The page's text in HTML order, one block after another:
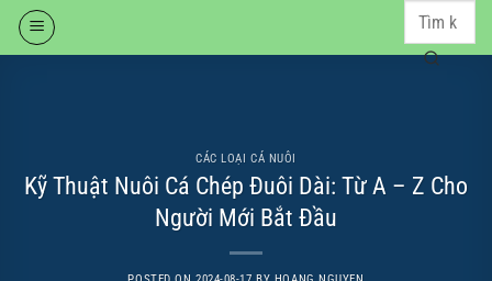
Skip
CÁC LOẠI CÁ NUÔI
Kỹ Thuật Nuôi Cá Chép Đuôi Dài: Từ A – Z Cho
Người Mới Bắt Đầu